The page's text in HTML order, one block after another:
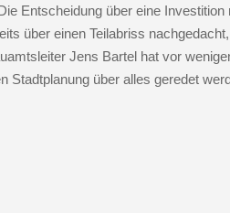
Entscheidung über eine
über einen Teilabriss
Jens Bartel hat vor
Stadtplanung über alles geredet